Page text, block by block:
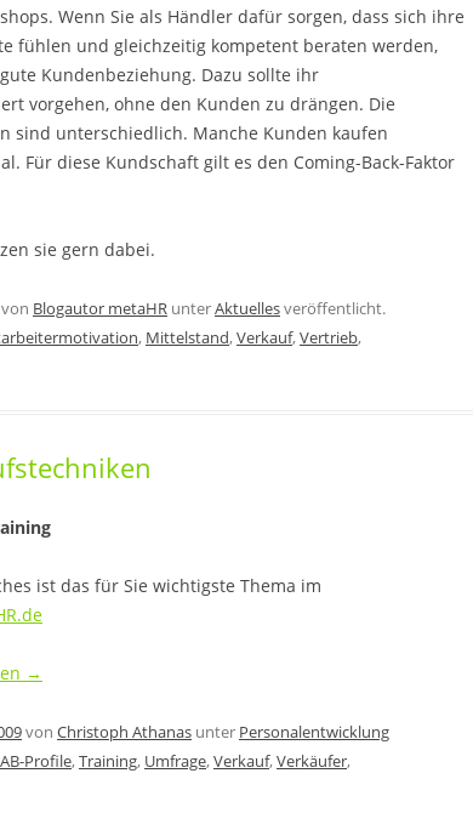
Wenn Sie als Händler dafür sorgen, dass sich ihre
fühlen und gleichzeitig kompetent beraten werden,
Kundenbeziehung. Dazu sollte ihr
vorgehen, ohne den Kunden zu drängen. Die
sind unterschiedlich. Manche Kunden kaufen
Für diese Kundschaft gilt es den Coming-Back-Faktor
sie gern dabei.
von Blogautor metaHR unterAktuellesveröffentlicht.
, Mittelstand,Verkauf,Vertrieb,
ist das für Sie wichtigste Thema im
→
von Christoph Athanas unter Personalentwicklung
Profile,Training, Umfrage,Verkauf,Verkäufer,